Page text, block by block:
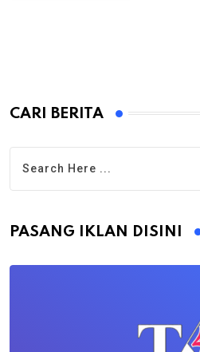
CARI BERITA
PASANG IKLAN DISINI